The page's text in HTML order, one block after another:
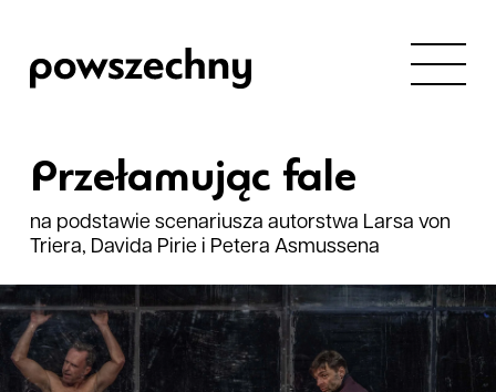
Przełamując fale
na podstawie scenariusza autorstwa Larsa von
Triera, Davida Pirie i Petera Asmussena